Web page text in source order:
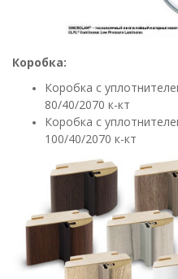
Коробка:
Коробка с
80/40/2070 к-кт
Коробка с
100/40/2070 к-кт